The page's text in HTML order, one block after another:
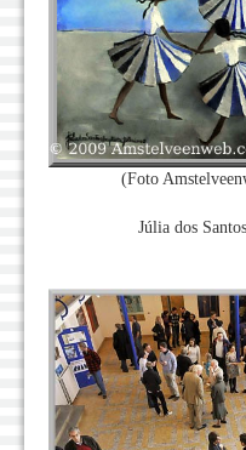
(Foto
Júlia dos